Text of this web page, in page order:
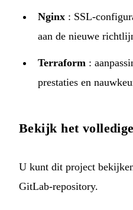
Nginx : SSL-
aan de nieuwe
Terraform :
prestaties en
Bekijk het
U kunt dit project
GitLab-repository.